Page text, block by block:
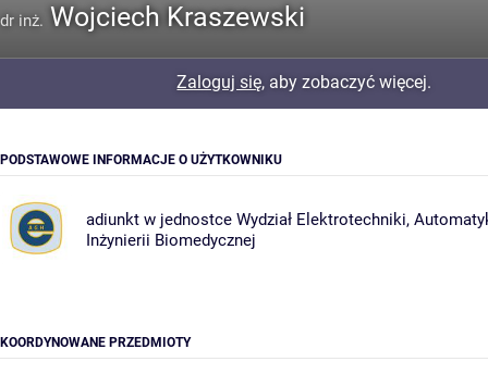
dr inż. Wojciech Kraszewski
Zaloguj się, aby zobaczyć więcej.
PODSTAWOWE INFORMACJE O UŻYTKOWNIKU
adiunkt w jednostce Wydział Elektrotechniki,
Inżynierii Biomedycznej
KOORDYNOWANE PRZEDMIOTY